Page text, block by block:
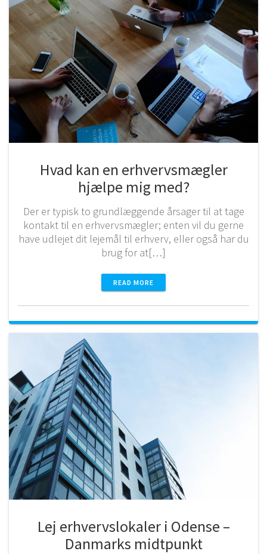
Hvad kan en erhvervsmægler
hjælpe mig med?
Der er typisk to grundlæggende årsager til at tage
kontakt til en erhvervsmægler; enten vil du gerne
have udlejet dit lejemål til erhverv, eller også har du
brug for at[…]
READ MORE
Lej erhvervslokaler i Odense –
Danmarks midtpunkt